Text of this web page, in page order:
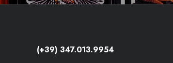
(+39) 347.013.9954